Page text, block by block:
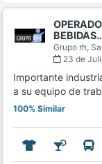
Grupo rh,
23 de
Importante
a su equipo de
100% Similar